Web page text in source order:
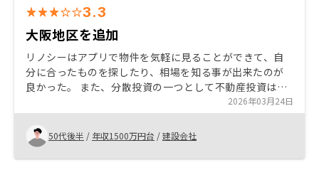
3.3
大阪地区を追加
リノシーはアプリで物件を気軽に見ることができて、自
分に合ったものを探したり、相場を知る事が出来たのが
良かった。 また、分散投資の一つとして不動産投資は良
い選択になる事を期待しています。 今回は追加購入しま
した。
2026年03月24日
50代後半 / 年収1500万円台 /建設会社